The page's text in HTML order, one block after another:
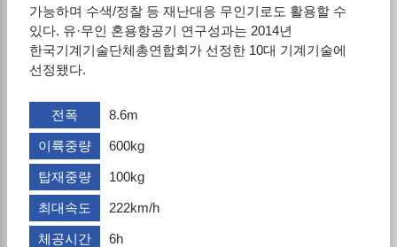
가능하며 수색/정찰 등 재난대응 무인기로도 활용할 수
있다. 유·무인 혼용항공기 연구성과는 2014년
한국기계기술단체총연합회가 선정한 10대 기계기술에
선정됐다.
전폭 8.6m
이륙중량 600kg
탑재중량 100kg
최대속도 222km/h
체공시간 6h